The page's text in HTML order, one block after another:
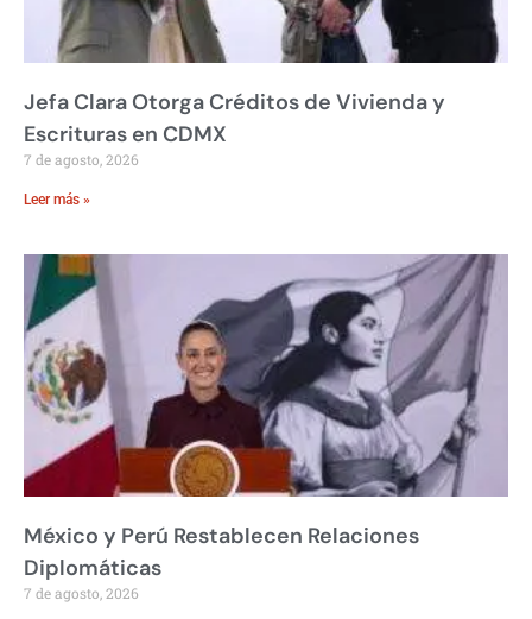
Jefa Clara Otorga Créditos de Vivienda y
Escrituras en CDMX
7 de agosto, 2026
Leer más »
México y Perú Restablecen Relaciones
Diplomáticas
7 de agosto, 2026